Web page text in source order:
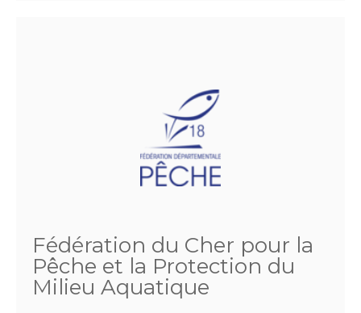
Fédération du Cher pour la
Pêche et la Protection du
Milieu Aquatique